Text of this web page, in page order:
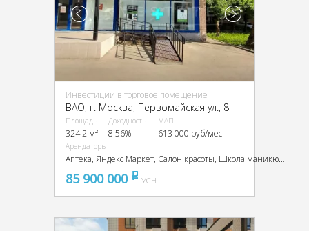
Инвестиции в торговое помещение
ВАО, г. Москва, Первомайская ул., 8
Площадь
324.2 м²
Доходность
8.56%
МАП
613 000 руб/мес
Арендаторы
Аптека, Яндекс Маркет, Салон красоты, Школа маникюра
85 900 000 pуб
УСН